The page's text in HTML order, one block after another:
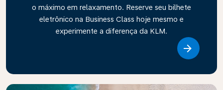
o máximo em relaxamento. Reserve seu bilhete
eletrônico na Business Class hoje mesmo e
experimente a diferença da KLM.